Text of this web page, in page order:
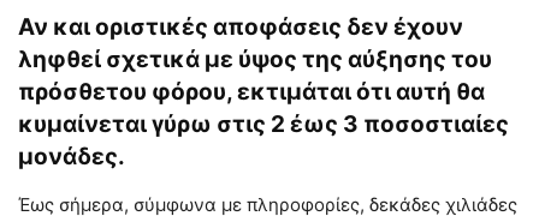
Αν και οριστικές αποφάσεις δεν έχουν
ληφθεί σχετικά με ύψος της αύξησης του
πρόσθετου φόρου, εκτιμάται ότι αυτή θα
κυμαίνεται γύρω στις 2 έως 3 ποσοστιαίες
μονάδες.
Έως σήμερα, σύμφωνα με πληροφορίες, δεκάδες χιλιάδες